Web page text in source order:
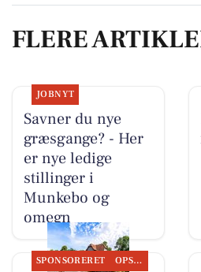
FLERE
JOBNYT
Savner du nye
græsgange? - Her
er nye ledige
stillinger i
Munkebo og
omegn
SPONSORERET OPSLAGSTAVLEN